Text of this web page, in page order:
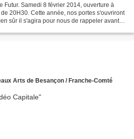
Futur. Samedi 8 février 2014, ouverture à
20H30. Cette année, nos portes s'ouvriront
sûr il s'agira pour nous de rappeler avant
Arts de Besançon / Franche-Comté